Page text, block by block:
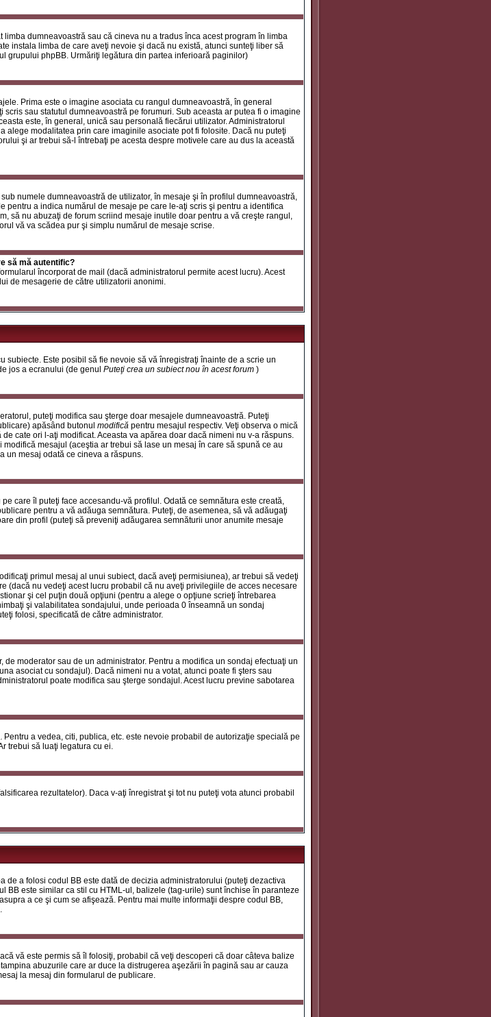
dumneavoastră sau că cineva nu a tradus înca acest program în limba
instala limba de care aveţi nevoie şi dacă nu există, atunci sunteţi liber să
grupului phpBB. Urmăriţi legătura din partea inferioară paginilor)
Prima este o imagine asociata cu rangul dumneavoastră, în general
sau statutul dumneavoastră pe forumuri. Sub aceasta ar putea fi o imagine
este, în general, unică sau personală fiecărui utilizator. Administratorul
modalitatea prin care imaginile asociate pot fi folosite. Dacă nu puteţi
şi ar trebui să-l întrebaţi pe acesta despre motivele care au dus la această
numele dumneavoastră de utilizator, în mesaje şi în profilul dumneavoastră,
a indica numărul de mesaje pe care le-aţi scris şi pentru a identifica
să nu abuzaţi de forum scriind mesaje inutile doar pentru a vă creşte rangul,
vă va scădea pur şi simplu numărul de mesaje scrise.
să mă autentific?
încorporat de mail (dacă administratorul permite acest lucru). Acest
de mesagerie de către utilizatorii anonimi.
subiecte. Este posibil să fie nevoie să vă înregistraţi înainte de a scrie un
jos a ecranului (de genul Puteţi crea un subiect nou în acest forum )
puteţi modifica sau şterge doar mesajele dumneavoastră. Puteţi
apăsând butonul modifică pentru mesajul respectiv. Veţi observa o mică
cate ori l-aţi modificat. Aceasta va apărea doar dacă nimeni nu v-a răspuns.
mesajul (aceştia ar trebui să lase un mesaj în care să spună ce au
un mesaj odată ce cineva a răspuns.
care îl puteţi face accesandu-vă profilul. Odată ce semnătura este creată,
pentru a vă adăuga semnătura. Puteţi, de asemenea, să vă adăugaţi
din profil (puteţi să preveniţi adăugarea semnăturii unor anumite mesaje
primul mesaj al unui subiect, dacă aveţi permisiunea), ar trebui să vedeţi
(dacă nu vedeţi acest lucru probabil că nu aveţi privilegiile de acces necesare
şi cel puţin două opţiuni (pentru a alege o opţiune scrieţi întrebarea
şi valabilitatea sondajului, unde perioada 0 înseamnă un sondaj
folosi, specificată de către administrator.
moderator sau de un administrator. Pentru a modifica un sondaj efectuaţi un
asociat cu sondajul). Dacă nimeni nu a votat, atunci poate fi şters sau
poate modifica sau şterge sondajul. Acest lucru previne sabotarea
a vedea, citi, publica, etc. este nevoie probabil de autorizaţie specială pe
trebui să luaţi legatura cu ei.
rezultatelor). Daca v-aţi înregistrat şi tot nu puteţi vota atunci probabil
a folosi codul BB este dată de decizia administratorului (puteţi dezactiva
este similar ca stil cu HTML-ul, balizele (tag-urile) sunt închise în paranteze
a ce şi cum se afişează. Pentru mai multe informaţii despre codul BB,
vă este permis să îl folosiţi, probabil că veţi descoperi că doar câteva balize
abuzurile care ar duce la distrugerea aşezării în pagină sau ar cauza
la mesaj din formularul de publicare.